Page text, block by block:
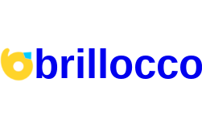
brillocco